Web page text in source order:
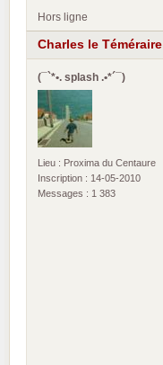
Hors ligne
Charles le Téméraire
(¯`*•. splash .•*´¯)
Lieu : Proxima du Centaure
Inscription : 14-05-2010
Messages : 1 383